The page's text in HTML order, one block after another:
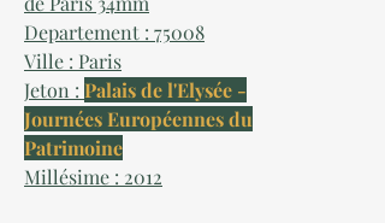
Departement : 75008
Ville : Paris
Jeton : Palais de l'Elysée -
Journées Européennes du
Patrimoine
Millésime : 2012